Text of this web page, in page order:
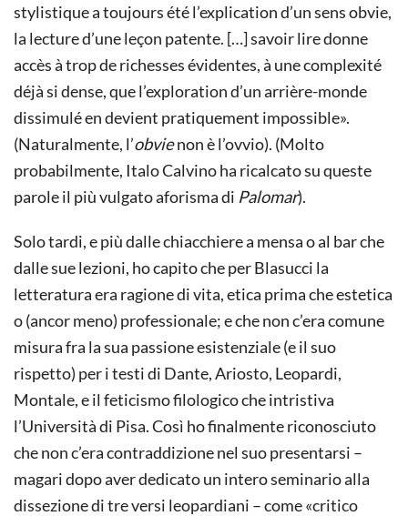
stylistique a toujours été l’explication d’un sens obvie,
la lecture d’une leçon patente. […] savoir lire donne
accès à trop de richesses évidentes, à une complexité
déjà si dense, que l’exploration d’un arrière-monde
dissimulé en devient pratiquement impossible».
(Naturalmente, l’obvienon è l’ovvio). (Molto
probabilmente, Italo Calvino ha ricalcato su queste
parole il più vulgato aforisma di Palomar).
Solo tardi, e più dalle chiacchiere a mensa o al bar che
dalle sue lezioni, ho capito che per Blasucci la
letteratura era ragione di vita, etica prima che estetica
o (ancor meno) professionale; e che non c’era comune
misura fra la sua passione esistenziale (e il suo
rispetto) per i testi di Dante, Ariosto, Leopardi,
Montale, e il feticismo filologico che intristiva
l’Università di Pisa. Così ho finalmente riconosciuto
che non c’era contraddizione nel suo presentarsi –
magari dopo aver dedicato un intero seminario alla
dissezione di tre versi leopardiani – come «critico